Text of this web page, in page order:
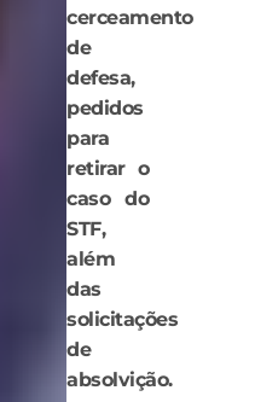
cerceamento
de
defesa,
pedidos
para
retirar o
caso do
STF,
além
das
solicitações
de
absolvição.